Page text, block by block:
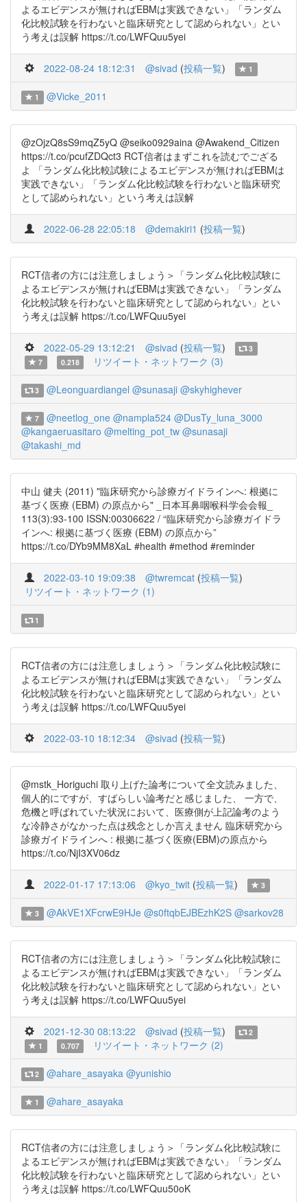
よるエビデンスが無ければEBMは実践できない」「ランダム
化比較試験を行わないと臨床研究として認められない」とい
う考えは誤解 https://t.co/LWFQuu5yei
2022-08-24 18:12:31 @sivad (投稿一覧) 1
1 @Vicke_2011
@zOjzQ8sS9mqZ5yQ @seiko0929aina @Awakend_Citizen
https://t.co/pcufZDQct3 RCT信者はまずこれを読むでござる
よ 「ランダム化比較試験によるエビデンスが無ければEBMは
実践できない」「ランダム化比較試験を行わないと臨床研究
として認められない」という考えは誤解
2022-06-28 22:05:18 @demakiri1 (投稿一覧)
RCT信者の方には注意しましょう＞「ランダム化比較試験に
よるエビデンスが無ければEBMは実践できない」「ランダム
化比較試験を行わないと臨床研究として認められない」とい
う考えは誤解 https://t.co/LWFQuu5yei
2022-05-29 13:12:21 @sivad (投稿一覧)
3
7
0.218 リツイート・ネットワーク (3)
3 @Leonguardiangel @sunasaji @skyhighever
7 @neetlog_one @nampla524 @DusTy_luna_3000
@kangaeruasitaro @melting_pot_tw @sunasaji
@takashi_md
中山 健夫 (2011) "臨床研究から診療ガイドラインへ: 根拠に
基づく医療 (EBM) の原点から" _日本耳鼻咽喉科学会会報_
113(3):93-100 ISSN:00306622 / “臨床研究から診療ガイドラ
インへ: 根拠に基づく医療 (EBM) の原点から”
https://t.co/DYb9MM8XaL #health #method #reminder
2022-03-10 19:09:38 @twremcat (投稿一覧)
リツイート・ネットワーク (1)
1
RCT信者の方には注意しましょう＞「ランダム化比較試験に
よるエビデンスが無ければEBMは実践できない」「ランダム
化比較試験を行わないと臨床研究として認められない」とい
う考えは誤解 https://t.co/LWFQuu5yei
2022-03-10 18:12:34 @sivad (投稿一覧)
@mstk_Horiguchi 取り上げた論考について全文読みました、
個人的にですが、すばらしい論考だと感じました、 一方で、
危機と呼ばれていた状況において、医療側が上記論考のよう
な冷静さがなかった点は残念としか言えません 臨床研究から
診療ガイドラインへ : 根拠に基づく医療(EBM)の原点から
https://t.co/NjI3XV06dz
2022-01-17 17:13:06 @kyo_twit (投稿一覧) 3
3 @AkVE1XFcrwE9HJe @s0ftqbEJBEzhK2S @sarkov28
RCT信者の方には注意しましょう＞「ランダム化比較試験に
よるエビデンスが無ければEBMは実践できない」「ランダム
化比較試験を行わないと臨床研究として認められない」とい
う考えは誤解 https://t.co/LWFQuu5yei
2021-12-30 08:13:22 @sivad (投稿一覧)
2
1
0.707 リツイート・ネットワーク (2)
2 @ahare_asayaka @yunishio
1 @ahare_asayaka
RCT信者の方には注意しましょう＞「ランダム化比較試験に
よるエビデンスが無ければEBMは実践できない」「ランダム
化比較試験を行わないと臨床研究として認められない」とい
う考えは誤解 https://t.co/LWFQuu50oK